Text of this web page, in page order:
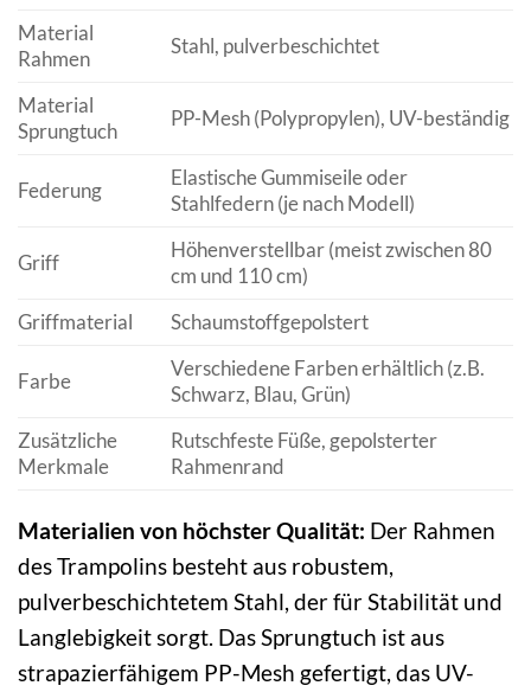
Material
Rahmen
Stahl, pulverbeschichtet
Material
Sprungtuch
PP-Mesh (Polypropylen), UV-beständig
Federung
Elastische Gummiseile oder
Stahlfedern (je nach Modell)
Griff
Höhenverstellbar (meist zwischen 80
cm und 110 cm)
Griffmaterial
Schaumstoffgepolstert
Farbe
Verschiedene Farben erhältlich (z.B.
Schwarz, Blau, Grün)
Zusätzliche
Merkmale
Rutschfeste Füße, gepolsterter
Rahmenrand
Materialien von höchster Qualität: Der Rahmen
des Trampolins besteht aus robustem,
pulverbeschichtetem Stahl, der für Stabilität und
Langlebigkeit sorgt. Das Sprungtuch ist aus
strapazierfähigem PP-Mesh gefertigt, das UV-